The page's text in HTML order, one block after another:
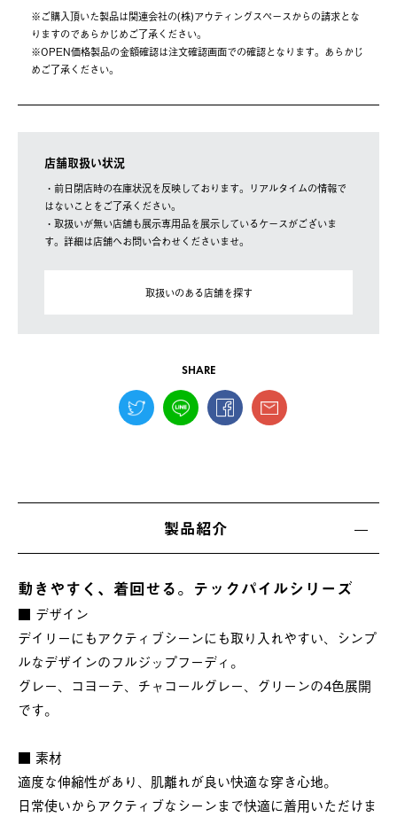
※ご購⼊頂いた製品は関連会社の(株)アウティングスペースからの請求とな
りますのであらかじめご了承ください。
※OPEN価格製品の⾦額確認は注⽂確認画⾯での確認となります。あらかじ
めご了承ください。
店舗取扱い状況
・前日閉店時の在庫状況を反映しております。リアルタイムの情報で
はないことをご了承ください。
・取扱いが無い店舗も展示専用品を展示しているケースがございま
す。詳細は店舗へお問い合わせくださいませ。
取扱いのある店舗を探す
SHARE
製品紹介
動きやすく、着回せる。テックパイルシリーズ
■ デザイン
デイリーにもアクティブシーンにも取り入れやすい、シンプ
ルなデザインのフルジップフーディ。
グレー、コヨーテ、チャコールグレー、グリーンの4色展開
です。
■ 素材
適度な伸縮性があり、肌離れが良い快適な穿き心地。
日常使いからアクティブなシーンまで快適に着用いただけま